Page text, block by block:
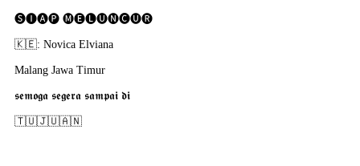
🅢🅘🅐🅟 🅜🅔🅛🅤🅝🅒🅤🅡
🇰​🇪: Novica Elviana
Malang Jawa Timur
𝖘𝖊𝖒𝖔𝖌𝖆 𝖘𝖊𝖌𝖊𝖗𝖆 𝖘𝖆𝖒𝖕𝖆𝖎 𝖉𝖎
🇹​🇺​🇯​🇺​🇦​🇳​